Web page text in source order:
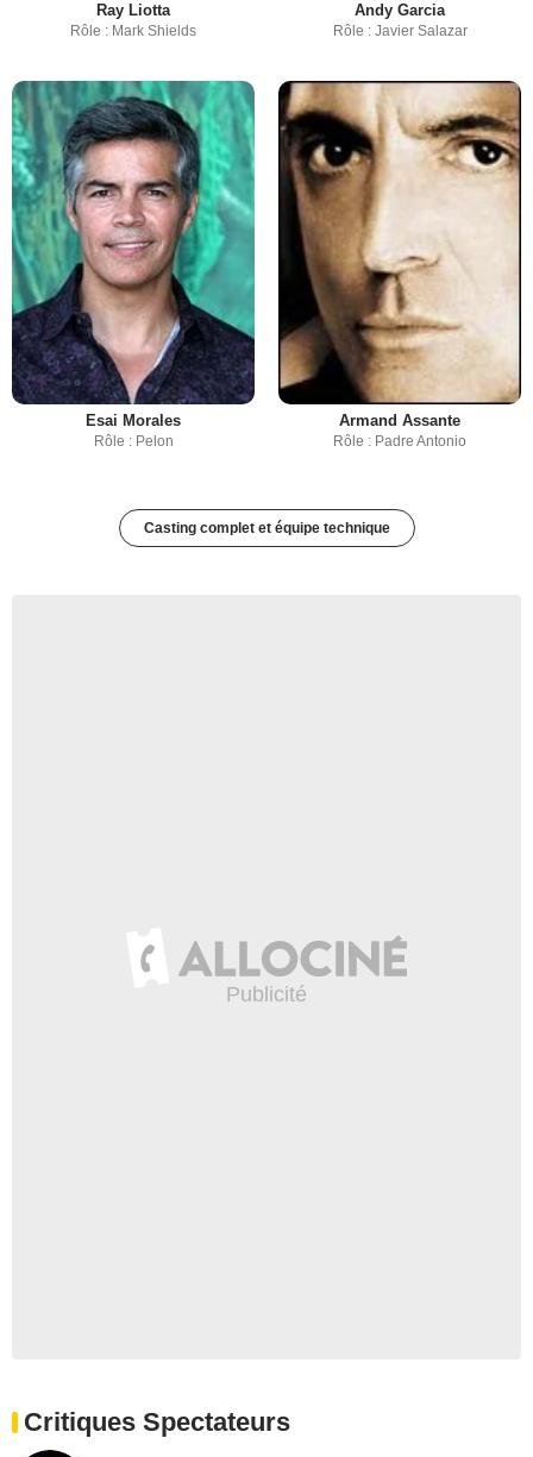
Ray Liotta
Rôle : Mark Shields
Andy Garcia
Rôle : Javier Salazar
Esai Morales
Rôle : Pelon
Armand Assante
Rôle : Padre Antonio
Casting complet et équipe technique
Critiques Spectateurs